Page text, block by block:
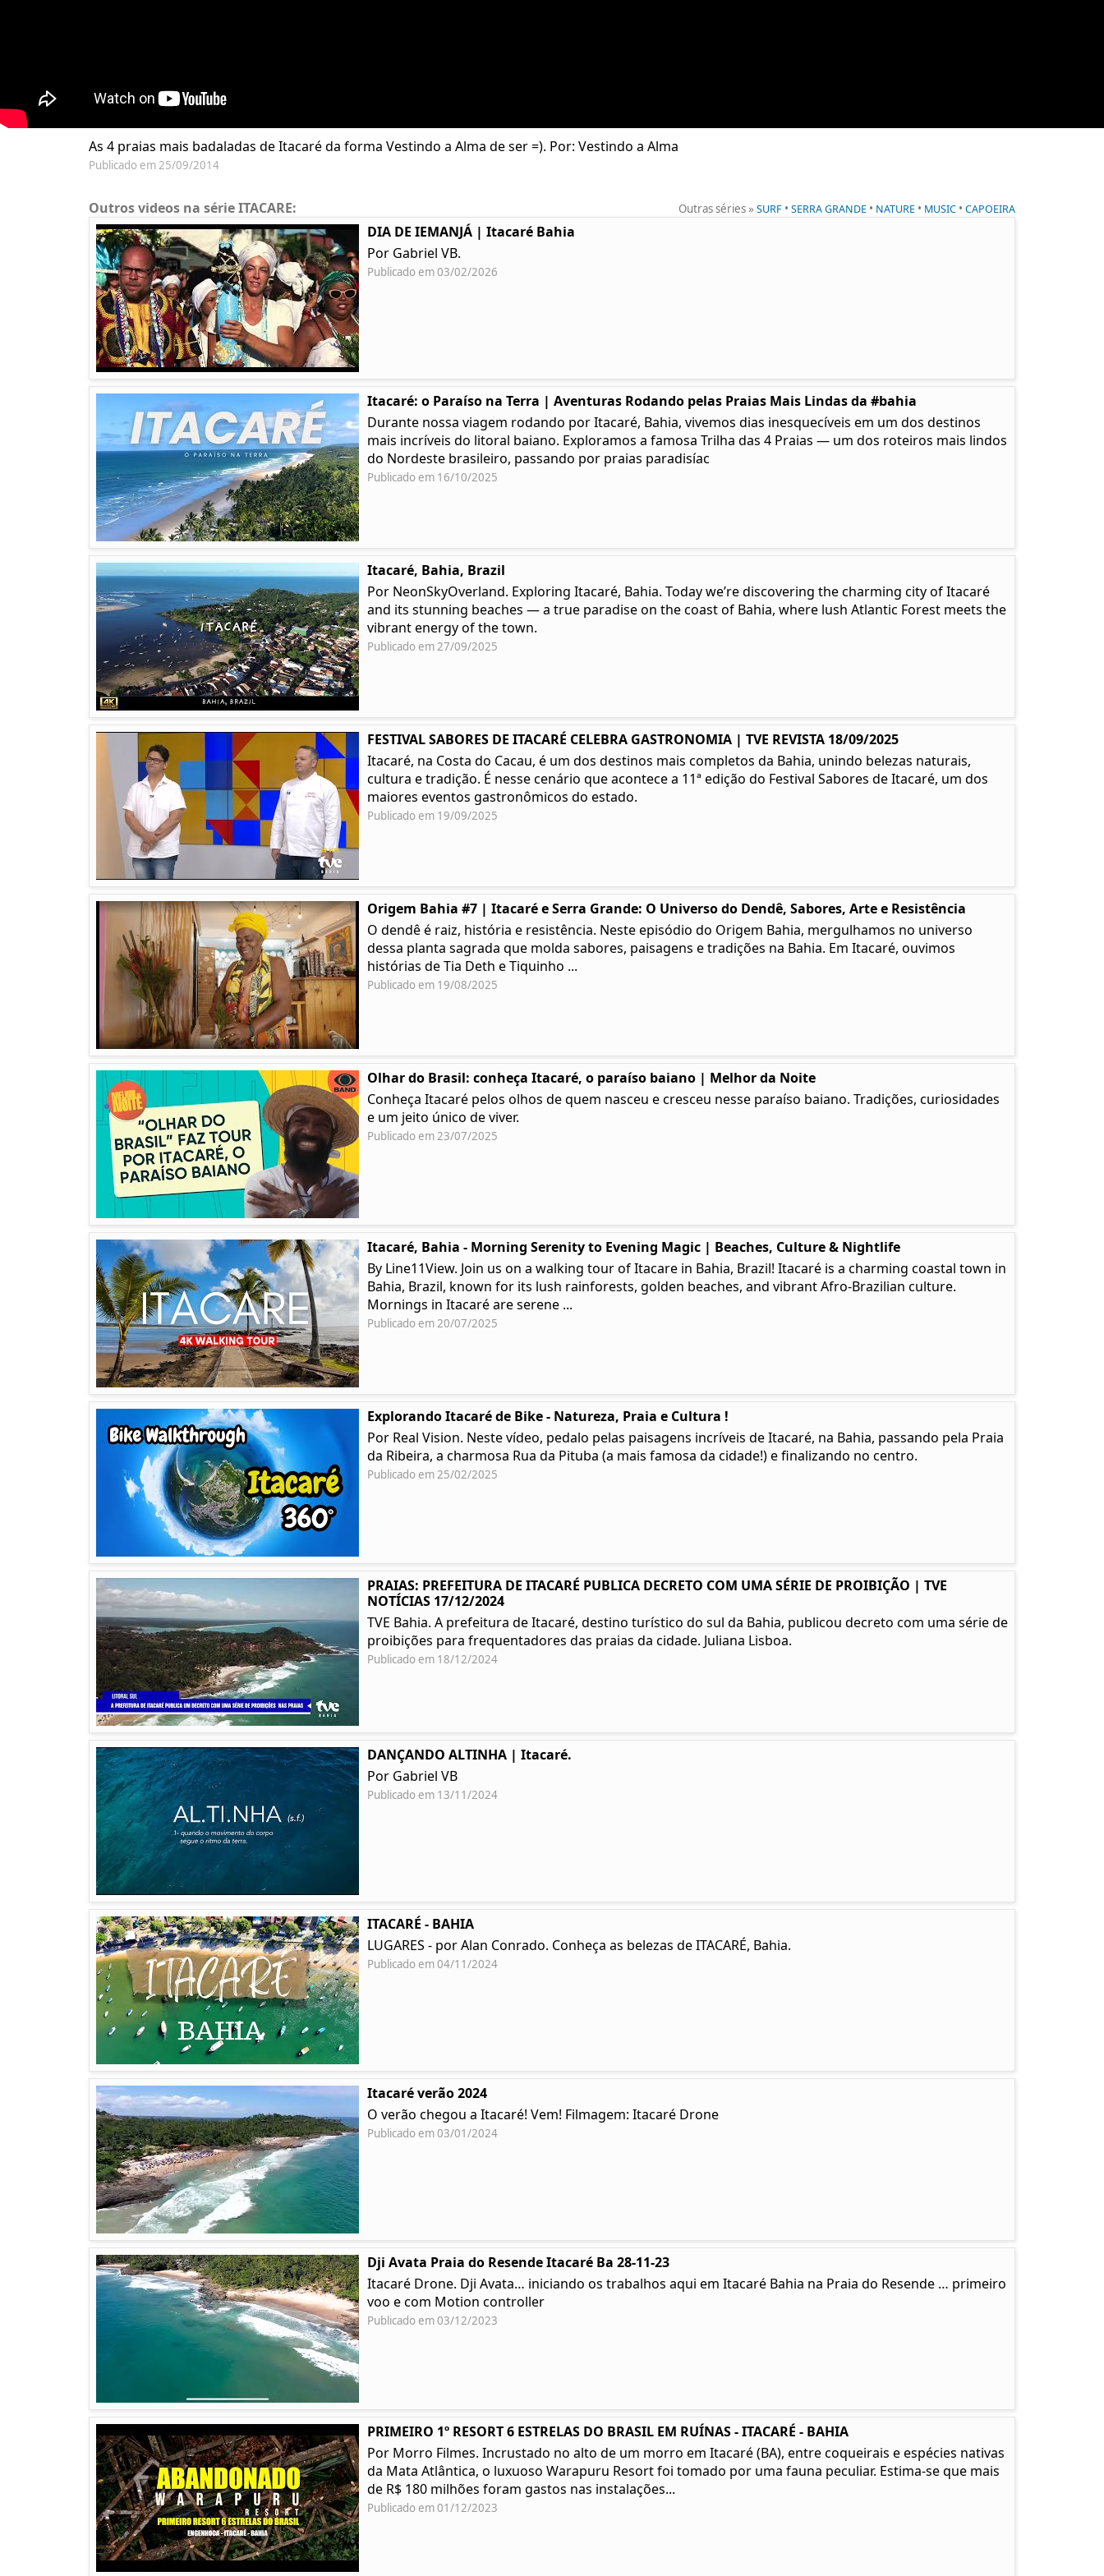
As 4 praias mais badaladas de Itacaré da forma Vestindo a Alma de ser =). Por: Vestindo a Alma
Publicado em 25/09/2014
Outras séries »SURF •SERRA GRANDE • NATURE • MUSIC •CAPOEIRA
Outros videos na série ITACARE:
DIA DE IEMANJÁ | Itacaré Bahia
Por Gabriel VB.
Publicado em 03/02/2026
Itacaré: o Paraíso na Terra | Aventuras Rodando pelas Praias Mais Lindas da #bahia
Durante nossa viagem rodando por Itacaré, Bahia, vivemos dias inesquecíveis em um dos destinos
mais incríveis do litoral baiano. Exploramos a famosa Trilha das 4 Praias — um dos roteiros mais lindos
do Nordeste brasileiro, passando por praias paradisíac
Publicado em 16/10/2025
Itacaré, Bahia, Brazil
Por NeonSkyOverland. Exploring Itacaré, Bahia. Today we’re discovering the charming city of Itacaré
and its stunning beaches — a true paradise on the coast of Bahia, where lush Atlantic Forest meets the
vibrant energy of the town.
Publicado em 27/09/2025
FESTIVAL SABORES DE ITACARÉ CELEBRA GASTRONOMIA | TVE REVISTA 18/09/2025
Itacaré, na Costa do Cacau, é um dos destinos mais completos da Bahia, unindo belezas naturais,
cultura e tradição. É nesse cenário que acontece a 11ª edição do Festival Sabores de Itacaré, um dos
maiores eventos gastronômicos do estado.
Publicado em 19/09/2025
Origem Bahia #7 | Itacaré e Serra Grande: O Universo do Dendê, Sabores, Arte e Resistência
O dendê é raiz, história e resistência. Neste episódio do Origem Bahia, mergulhamos no universo
dessa planta sagrada que molda sabores, paisagens e tradições na Bahia. Em Itacaré, ouvimos
histórias de Tia Deth e Tiquinho ...
Publicado em 19/08/2025
Olhar do Brasil: conheça Itacaré, o paraíso baiano | Melhor da Noite
Conheça Itacaré pelos olhos de quem nasceu e cresceu nesse paraíso baiano. Tradições, curiosidades
e um jeito único de viver.
Publicado em 23/07/2025
Itacaré, Bahia - Morning Serenity to Evening Magic | Beaches, Culture & Nightlife
By Line11View. Join us on a walking tour of Itacare in Bahia, Brazil! Itacaré is a charming coastal town in
Bahia, Brazil, known for its lush rainforests, golden beaches, and vibrant Afro-Brazilian culture.
Mornings in Itacaré are serene ...
Publicado em 20/07/2025
Explorando Itacaré de Bike - Natureza, Praia e Cultura !
Por Real Vision. Neste vídeo, pedalo pelas paisagens incríveis de Itacaré, na Bahia, passando pela Praia
da Ribeira, a charmosa Rua da Pituba (a mais famosa da cidade!) e finalizando no centro.
Publicado em 25/02/2025
PRAIAS: PREFEITURA DE ITACARÉ PUBLICA DECRETO COM UMA SÉRIE DE PROIBIÇÃO | TVE
NOTÍCIAS 17/12/2024
TVE Bahia. A prefeitura de Itacaré, destino turístico do sul da Bahia, publicou decreto com uma série de
proibições para frequentadores das praias da cidade. Juliana Lisboa.
Publicado em 18/12/2024
DANÇANDO ALTINHA | Itacaré.
Por Gabriel VB
Publicado em 13/11/2024
ITACARÉ - BAHIA
LUGARES - por Alan Conrado. Conheça as belezas de ITACARÉ, Bahia.
Publicado em 04/11/2024
Itacaré verão 2024
O verão chegou a Itacaré! Vem! Filmagem: Itacaré Drone
Publicado em 03/01/2024
Dji Avata Praia do Resende Itacaré Ba 28-11-23
Itacaré Drone. Dji Avata… iniciando os trabalhos aqui em Itacaré Bahia na Praia do Resende … primeiro
voo e com Motion controller
Publicado em 03/12/2023
PRIMEIRO 1º RESORT 6 ESTRELAS DO BRASIL EM RUÍNAS - ITACARÉ - BAHIA
Por Morro Filmes. Incrustado no alto de um morro em Itacaré (BA), entre coqueirais e espécies nativas
da Mata Atlântica, o luxuoso Warapuru Resort foi tomado por uma fauna peculiar. Estima-se que mais
de R$ 180 milhões foram gastos nas instalações...
Publicado em 01/12/2023